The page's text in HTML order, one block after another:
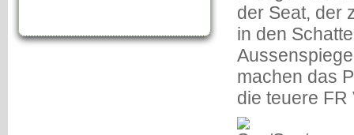
der Seat, der
in den
machen das
die teuere